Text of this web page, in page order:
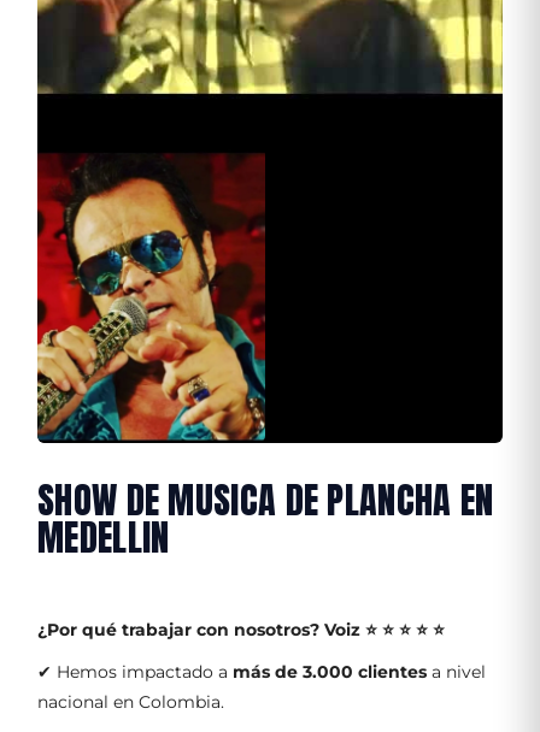
SHOW DE MUSICA DE PLANCHA EN
MEDELLIN
¿Por qué trabajar con nosotros? Voiz ⭐ ⭐ ⭐ ⭐ ⭐
✔ Hemos impactado a más de 3.000 clientes a nivel
nacional en Colombia.